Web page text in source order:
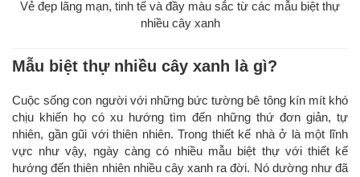
Vẻ đẹp lãng mạn, tinh tế và đầy màu sắc từ các mẫu biệt thự
nhiều cây xanh
Mẫu biệt thự nhiều cây xanh là gì?
Cuộc sống con người với những bức tường bê tông kín mít khó
chịu khiến họ có xu hướng tìm đến những thứ đơn giản, tự
nhiên, gần gũi với thiên nhiên. Trong thiết kế nhà ở là một lĩnh
vực như vậy, ngày càng có nhiều mẫu biệt thự với thiết kế
hướng đến thiên nhiên nhiều cây xanh ra đời. Nó dường như đã